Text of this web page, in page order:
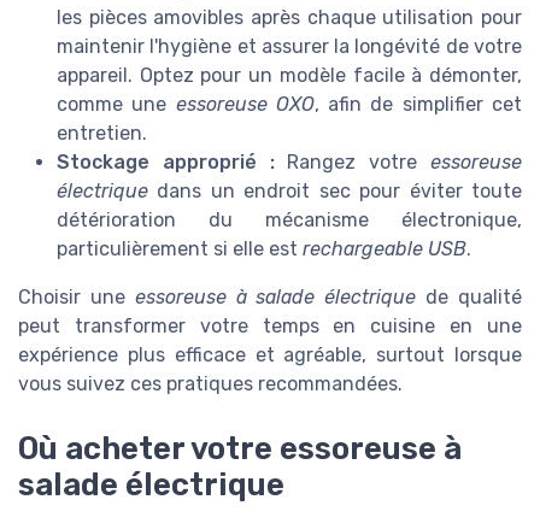
les pièces amovibles après chaque utilisation pour
maintenir l'hygiène et assurer la longévité de votre
appareil. Optez pour un modèle facile à démonter,
comme une essoreuse OXO, afin de simplifier cet
entretien.
Stockage approprié :Rangez votreessoreuse
électrique dans un endroit sec pour éviter toute
détérioration du mécanisme électronique,
particulièrement si elle est rechargeable USB.
Choisir une essoreuse à salade électrique de qualité
peut transformer votre temps en cuisine en une
expérience plus efficace et agréable, surtout lorsque
vous suivez ces pratiques recommandées.
Où acheter votre essoreuse à
salade électrique